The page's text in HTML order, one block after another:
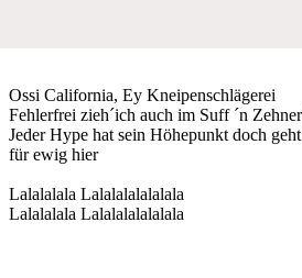
Ossi California, Ey Kneipenschlägerei
Fehlerfrei zieh´ich auch im Suff ´n
Jeder Hype hat sein Höhepunkt doch
für ewig hier
Lalalalala Lalalalalalalala
Lalalalala Lalalalalalalala